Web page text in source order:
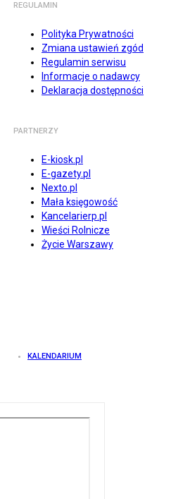
REGULAMIN
Polityka Prywatności
Zmiana ustawień zgód
Regulamin serwisu
Informacje o nadawcy
Deklaracja dostępności
PARTNERZY
E-kiosk.pl
E-gazety.pl
Nexto.pl
Mała księgowość
Kancelarierp.pl
Wieści Rolnicze
Życie Warszawy
KALENDARIUM